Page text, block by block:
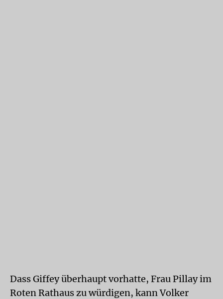
Dass Giffey überhaupt vorhatte, Frau Pillay im
Roten Rathaus zu würdigen, kann Volker